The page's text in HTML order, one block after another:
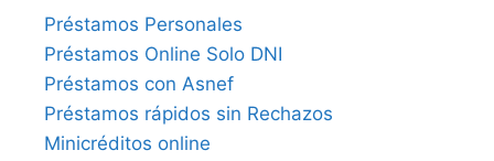
Préstamos Personales
Préstamos Online Solo DNI
Préstamos con Asnef
Préstamos rápidos sin Rechazos
Minicréditos online